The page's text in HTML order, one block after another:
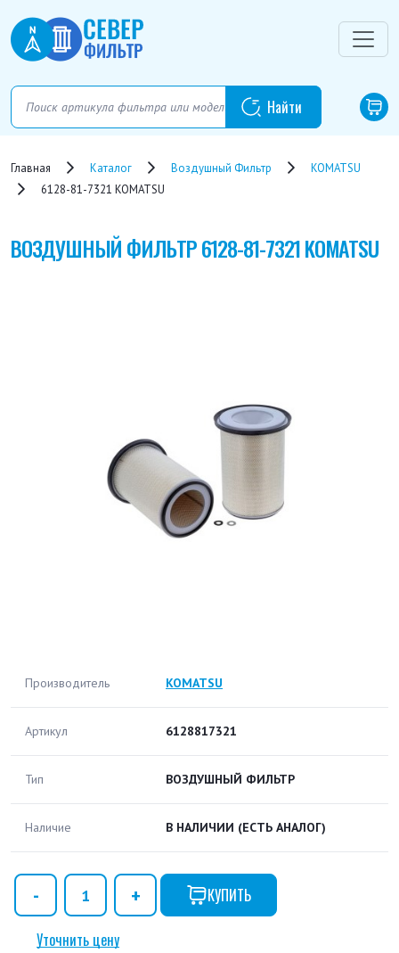
Главная Каталог Воздушный Фильтр
KOMATSU
6128-81-7321 KOMATSU
ВОЗДУШНЫЙ ФИЛЬТР6128-81-7321 KOMATSU
Производитель KOMATSU
Артикул 6128817321
Тип ВОЗДУШНЫЙ ФИЛЬТР
Наличие В НАЛИЧИИ (ЕСТЬ АНАЛОГ)
КУПИТЬ
Уточнить цену